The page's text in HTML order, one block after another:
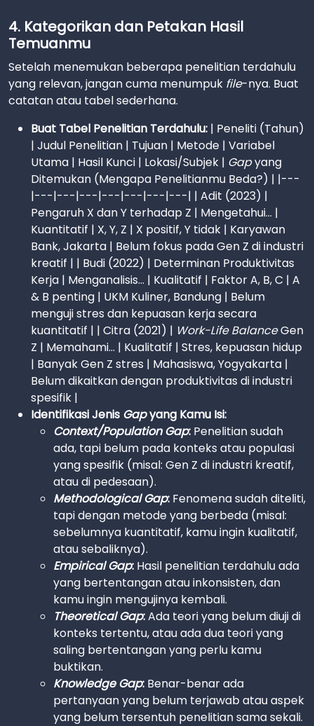
4. Kategorikan dan Petakan Hasil
Temuanmu
Setelah menemukan beberapa penelitian terdahulu
yang relevan, jangan cuma menumpuk file-nya. Buat
catatan atau tabel sederhana.
Buat Tabel Penelitian Terdahulu: | Peneliti (Tahun)
| Judul Penelitian | Tujuan | Metode | Variabel
Utama | Hasil Kunci | Lokasi/Subjek | Gapyang
Ditemukan (Mengapa Penelitianmu Beda?) | |---
|---|---|---|---|---|---|---| | Adit (2023) |
Pengaruh X dan Y terhadap Z | Mengetahui... |
Kuantitatif | X, Y, Z | X positif, Y tidak | Karyawan
Bank, Jakarta | Belum fokus pada Gen Z di industri
kreatif | | Budi (2022) | Determinan Produktivitas
Kerja | Menganalisis... | Kualitatif | Faktor A, B, C | A
& B penting | UKM Kuliner, Bandung | Belum
menguji stres dan kepuasan kerja secara
kuantitatif | | Citra (2021) | Work-Life BalanceGen
Z | Memahami... | Kualitatif | Stres, kepuasan hidup
| Banyak Gen Z stres | Mahasiswa, Yogyakarta |
Belum dikaitkan dengan produktivitas di industri
spesifik |
Identifikasi Jenis Gapyang Kamu Isi:
Context/Population Gap: Penelitian sudah
ada, tapi belum pada konteks atau populasi
yang spesifik (misal: Gen Z di industri kreatif,
atau di pedesaan).
Methodological Gap: Fenomena sudah diteliti,
tapi dengan metode yang berbeda (misal:
sebelumnya kuantitatif, kamu ingin kualitatif,
atau sebaliknya).
Empirical Gap: Hasil penelitian terdahulu ada
yang bertentangan atau inkonsisten, dan
kamu ingin mengujinya kembali.
Theoretical Gap:Ada teori yang belum diuji di
konteks tertentu, atau ada dua teori yang
saling bertentangan yang perlu kamu
buktikan.
Knowledge Gap: Benar-benar ada
pertanyaan yang belum terjawab atau aspek
yang belum tersentuh penelitian sama sekali.